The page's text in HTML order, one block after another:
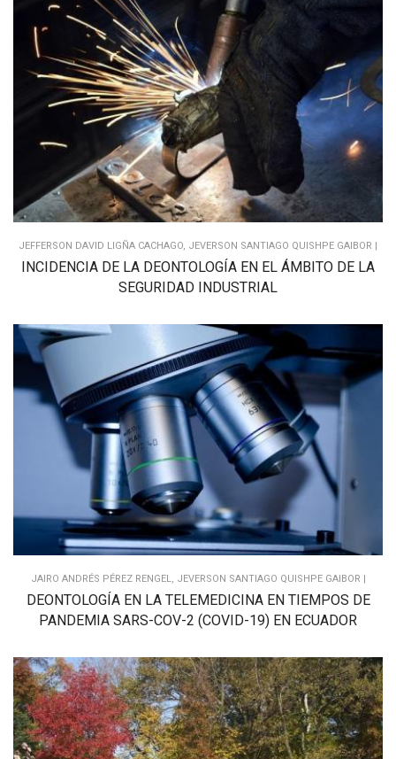
JEFFERSON DAVID LIGÑA CACHAGO, JEVERSON SANTIAGO QUISHPE GAIBOR |
INCIDENCIA DE LA DEONTOLOGÍA EN EL ÁMBITO DE LA
SEGURIDAD INDUSTRIAL
JAIRO ANDRÉS PÉREZ RENGEL, JEVERSON SANTIAGO QUISHPE GAIBOR |
DEONTOLOGÍA EN LA TELEMEDICINA EN TIEMPOS DE
PANDEMIA SARS-COV-2 (COVID-19) EN ECUADOR